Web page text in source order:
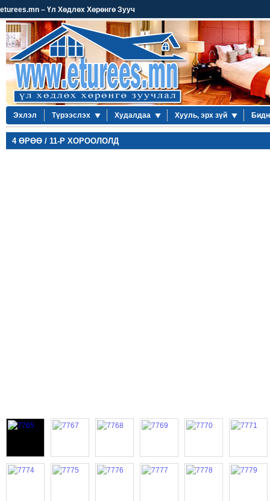
eturees.mn – Үл Хөдлөх Хөрөнгө Зууч
Эхлэл Түрээслэх Худалдаа Хууль, эрх зүй
4 ӨРӨӨ / 11-Р ХОРООЛОЛД